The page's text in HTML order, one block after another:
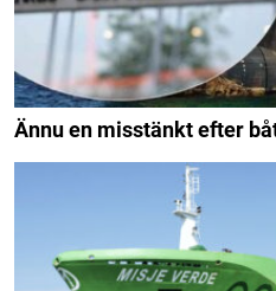
Ännu en misstänkt efter